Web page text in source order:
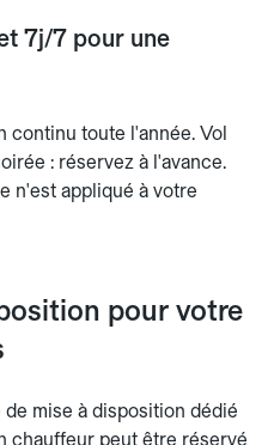
7j/7 pour une
continu toute l'année. Vol
: réservez à l'avance.
n'est appliqué à votre
pour votre
mise à disposition dédié
chauffeur peut être réservé